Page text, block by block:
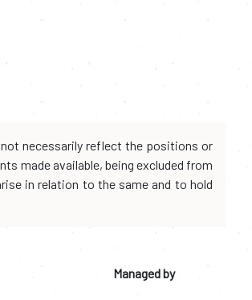
necessarily reflect the positions or
made available, being excluded from
in relation to the same and to hold
Managed by